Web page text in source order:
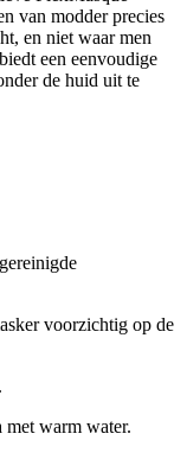
van modder precies
en niet waar men
een eenvoudige
de huid uit te
voorzichtig op de
met warm water.